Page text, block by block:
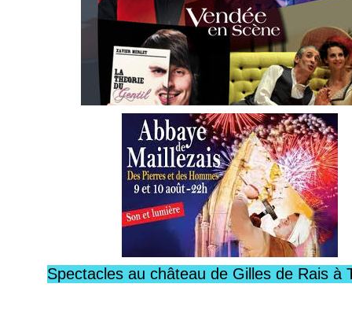
Spectacles au château de Gilles de Rais à